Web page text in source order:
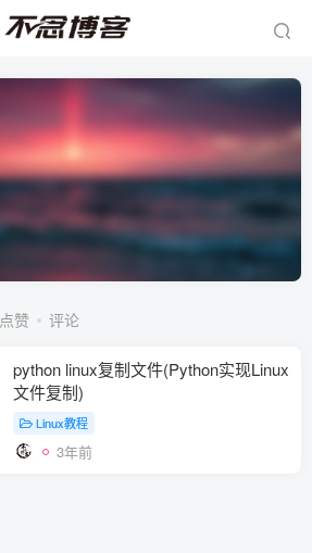
点赞 评论
python linux复制文件(Python实现Linux
文件复制)
Linux教程
3年前